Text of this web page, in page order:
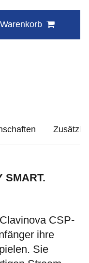
SMART.
CSP-
ihre
Sie